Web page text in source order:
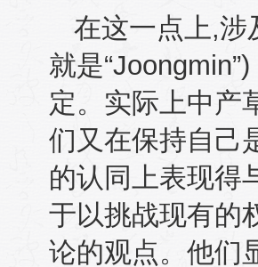
在这一点上,涉
就是“Joongmin”)
定。实际上中产
们又在保持自己
的认同上表现得
于以挑战现有的
论的观点。他们